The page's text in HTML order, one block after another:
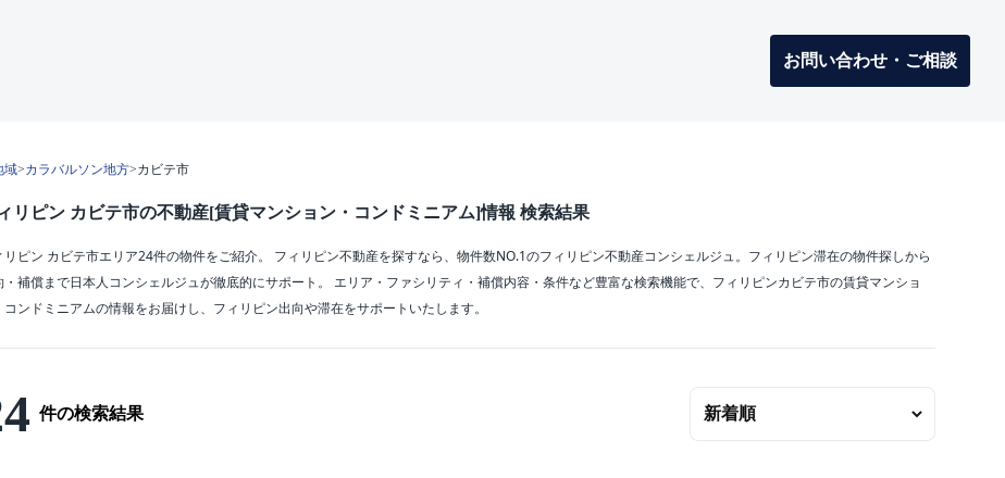
お問い合わせ・ご相談
域>カラバルソン地方>カビテ市
リピン カビテ市の不動産[賃貸マンション・コンドミニアム]情報 検索結果
リピン カビテ市エリア24件の物件をご紹介。 フィリピン不動産を探すなら、物件数NO.1のフィリピン不動産コンシェルジュ。フィリピン滞在の物件探しから
・補償まで日本人コンシェルジュが徹底的にサポート。 エリア・ファシリティ・補償内容・条件など豊富な検索機能で、フィリピンカビテ市の賃貸マンショ
コンドミニアムの情報をお届けし、フィリピン出向や滞在をサポートいたします。
件の検索結果